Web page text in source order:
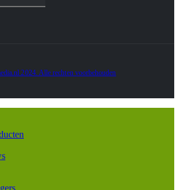
2024. Alle rechten voorbehouden